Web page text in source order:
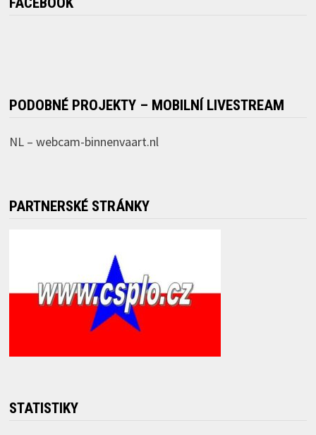
PODOBNÉ PROJEKTY – MOBILNÍ LIVESTREAM
NL – webcam-binnenvaart.nl
PARTNERSKÉ STRÁNKY
STATISTIKY